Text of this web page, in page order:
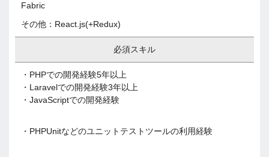
Fabric
その他：React.js(+Redux)
必須スキル
・PHPでの開発経験5年以上
・Laravelでの開発経験3年以上
・JavaScriptでの開発経験
・PHPUnitなどのユニットテストツールの利用経験